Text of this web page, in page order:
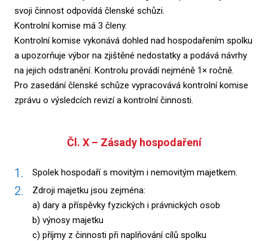
svoji činnost odpovídá členské schůzi.
Kontrolní komise má 3 členy.
Kontrolní komise vykonává dohled nad hospodařením spolku
a upozorňuje výbor na zjištěné nedostatky a podává návrhy
na jejich odstranění. Kontrolu provádí nejméně 1× ročně.
Pro zasedání členské schůze vypracovává kontrolní komise
zprávu o výsledcích revizí a kontrolní činnosti.
Čl. X – Zásady hospodaření
Spolek hospodaří s movitým i nemovitým majetkem.
Zdroji majetku jsou zejména:
a) dary a příspěvky fyzických i právnických osob
b) výnosy majetku
c) příjmy z činnosti při naplňování cílů spolku